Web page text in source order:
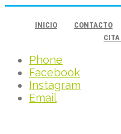
INICIO CONTACTO
CITA
Phone
Facebook
Instagram
Email